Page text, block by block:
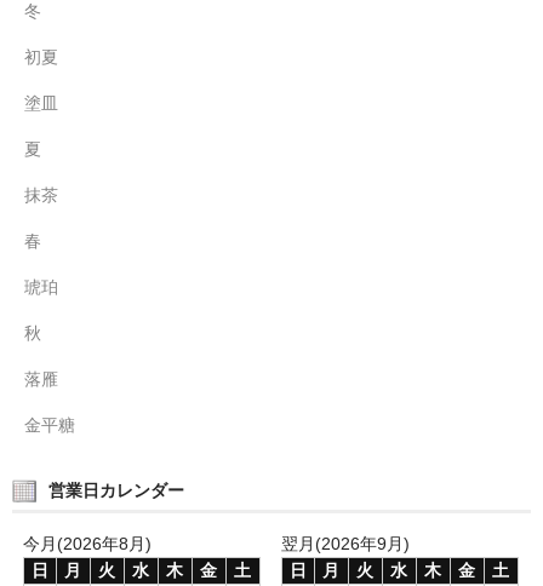
冬
初夏
塗皿
夏
抹茶
春
琥珀
秋
落雁
金平糖
営業日カレンダー
今月(2026年8月)
日
月 火 水 木 金
土
翌月(2026年9月)
日
月 火 水 木 金
土